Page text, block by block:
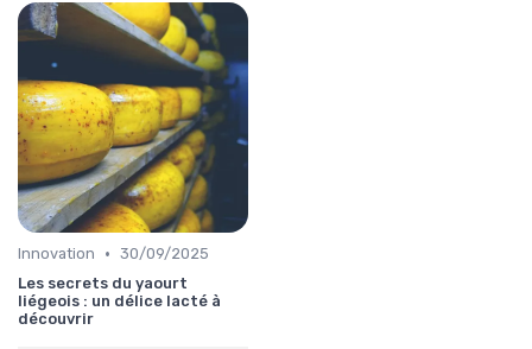
Innovation • 30/09/2025
Les secrets du yaourt
liégeois : un délice lacté à
découvrir